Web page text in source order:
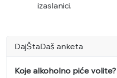
izaslanici.
DajŠtaDaš anketa
Koje alkoholno piće volite?